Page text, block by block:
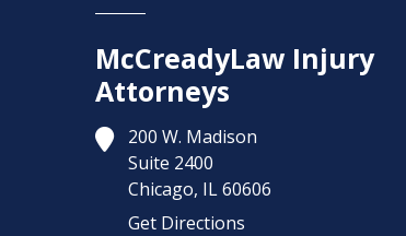
McCreadyLaw Injury
Attorneys
200 W. Madison
Suite 2400
Chicago, IL60606
Get Directions